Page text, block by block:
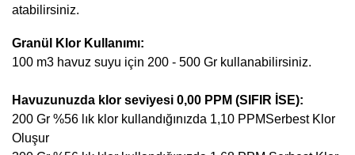
atabilirsiniz.
Granül Klor Kullanımı:
100 m3 havuz suyu için 200 - 500 Gr kullanabilirsiniz.
Havuzunuzda klor seviyesi 0,00 PPM (SIFIR İSE):
200 Gr %56 lık klor kullandığınızda 1,10 PPMSerbest Klor
Oluşur